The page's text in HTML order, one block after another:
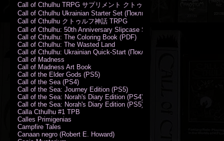
Call of Cthulhu TRPG サプリメント クトゥルフ2015
Call of Cthulhu Ukrainian Starter Set (Поклик Ктулху. Базовий набір)
Call of Cthulhu クトゥルフ神話 TRPG
Call of Cthulhu: 50th Anniversary Slipcase Set
Call of Cthulhu: The Coloring Book (PDF)
Call of Cthulhu: The Wasted Land
Call of Cthulhu: Ukrainian Quick-Start (Поклик Ктулху. Швидкий
Call of Madness
Call of Madness Art Book
Call of the Elder Gods (PS5)
Call of the Sea (PS4)
Call of the Sea: Journey Edition (PS5)
Call of the Sea: Norah's Diary Edition (PS4)
Call of the Sea: Norah's Diary Edition (PS5)
Calla Cthulhu #1 TPB
Calles Primigenias
Campfire Tales
Canaan negro (Robert E. Howard)